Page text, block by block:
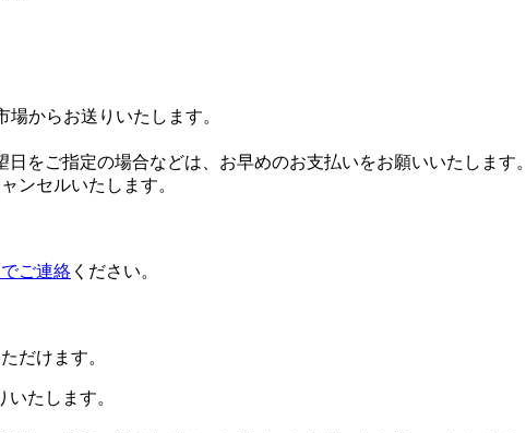
からお送りいたします。
をご指定の場合などは、お早めのお支払いをお願いいたします。
ンセルいたします。
ご連絡 ください。
だけます。
たします。